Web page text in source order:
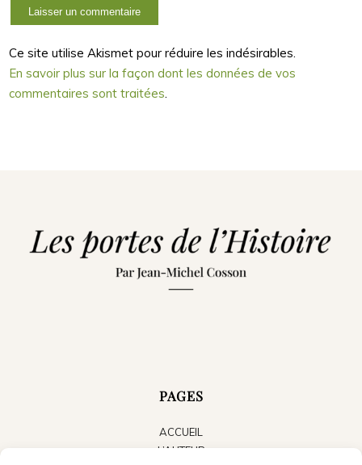
Ce site utilise Akismet pour réduire les indésirables.
En savoir plus sur la façon dont les données de vos
commentaires sont traitées.
PAGES
ACCUEIL
L’AUTEUR